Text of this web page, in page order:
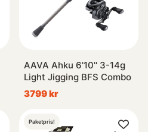
AAVA Ahku 6'10'' 3-14g
Light Jigging BFS Combo
3799 kr
Paketpris!